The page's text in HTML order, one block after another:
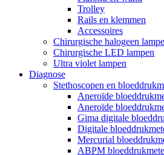
Trolley
Rails en klemmen
Accessoires
Chirurgische halogeen
Chirurgische LED lampen
Ultra violet lampen
Diagnose
Stethoscopen en
Aneroïde
Aneroïde
Gima digitale
Digitale
Mercurial
ABPM